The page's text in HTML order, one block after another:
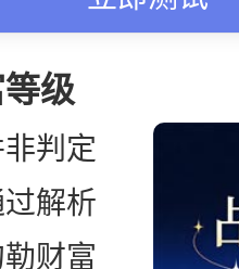
级
判定
解析
财富